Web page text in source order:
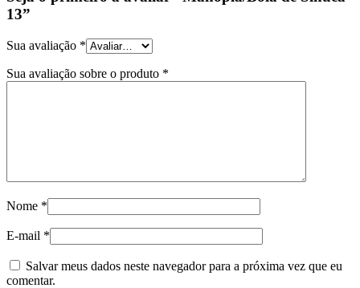
13”
Sua avaliação *
Sua avaliação sobre o produto *
Nome *
E-mail *
Salvar meus dados neste navegador para a próxima vez que eu
comentar.